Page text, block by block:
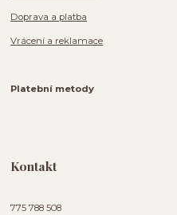
Doprava a platba
Vrácení a reklamace
Platební metody
Kontakt
775 788 508